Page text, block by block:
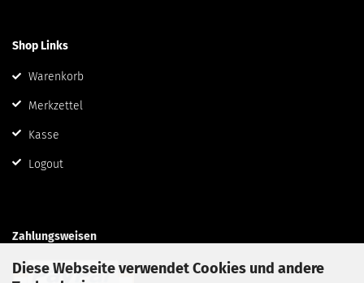
Diese Webseite verwendet Cookies und andere
Shop Links
Warenkorb
Merkzettel
Kasse
Logout
Zahlungsweisen